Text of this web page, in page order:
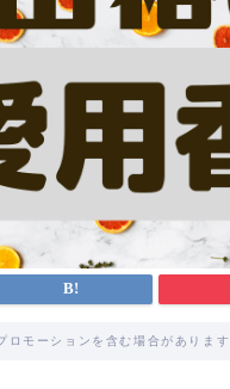
ロモーションを含む場合があります